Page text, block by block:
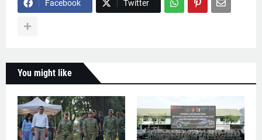
Facebook Twitter
You might like